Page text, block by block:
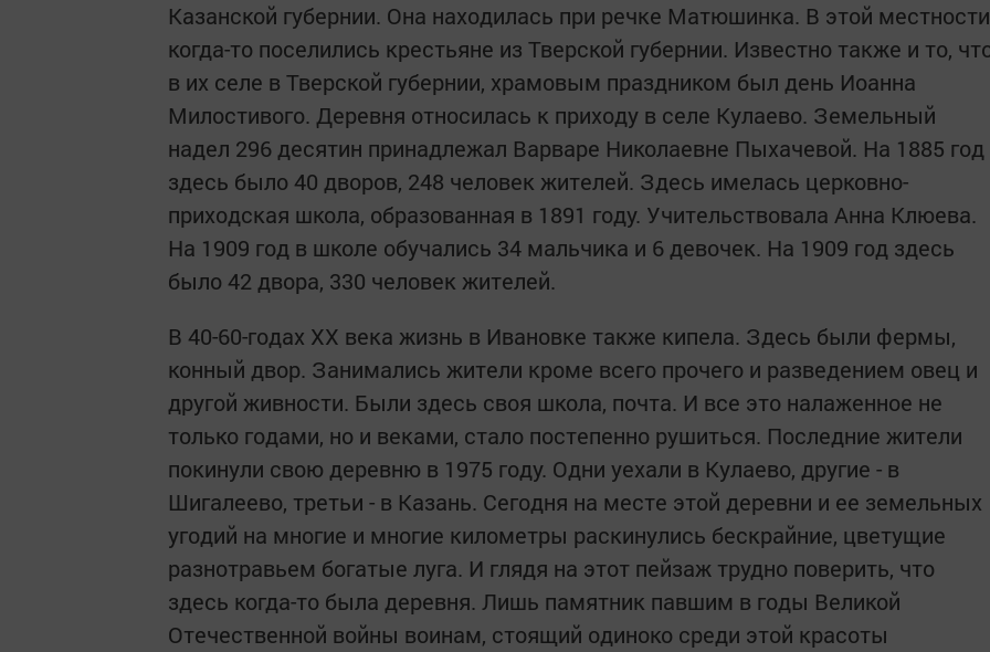
Казанской губернии. Она находилась при речке Матюшинка. В этой местности
когда-то поселились крестьяне из Тверской губернии. Известно также и то,
в их селе в Тверской губернии, храмовым праздником был день Иоанна
Милостивого. Деревня относилась к приходу в селе Кулаево. Земельный
надел 296 десятин принадлежал Варваре Николаевне Пыхачевой. На 1885 год
здесь было 40 дворов, 248 человек жителей. Здесь имелась церковно-
приходская школа, образованная в 1891 году. Учительствовала Анна Клюева.
На 1909 год в школе обучались 34 мальчика и 6 девочек. На 1909 год здесь
было 42 двора, 330 человек жителей.
В 40-60-годах XX века жизнь в Ивановке также кипела. Здесь были фермы,
конный двор. Занимались жители кроме всего прочего и разведением овец и
другой живности. Были здесь своя школа, почта. И все это налаженное не
только годами, но и веками, стало постепенно рушиться. Последние жители
покинули свою деревню в 1975 году. Одни уехали в Кулаево, другие - в
Шигалеево, третьи - в Казань. Сегодня на месте этой деревни и ее земельных
угодий на многие и многие километры раскинулись бескрайние, цветущие
разнотравьем богатые луга. И глядя на этот пейзаж трудно поверить, что
здесь когда-то была деревня. Лишь памятник павшим в годы Великой
Отечественной войны воинам, стоящий одиноко среди этой красоты